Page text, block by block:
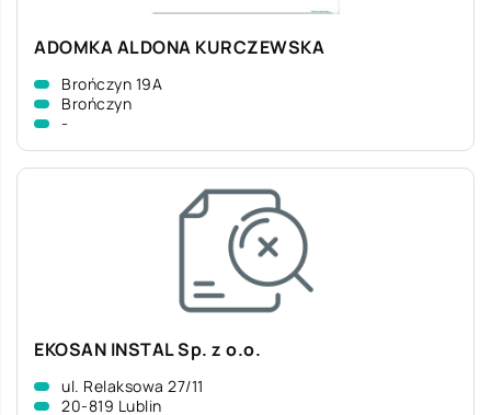
ADOMKA ALDONA KURCZEWSKA
Brończyn 19A
Brończyn
-
EKOSAN INSTAL Sp. z o.o.
ul. Relaksowa 27/11
20-819 Lublin